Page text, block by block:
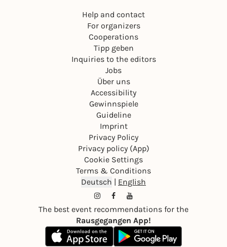
Help and contact
For organizers
Cooperations
Tipp geben
Inquiries to the editors
Jobs
Über uns
Accessibility
Gewinnspiele
Guideline
Imprint
Privacy Policy
Privacy policy (App)
Cookie Settings
Terms & Conditions
Deutsch | English
The best event recommendations for the
Rausgegangen App!